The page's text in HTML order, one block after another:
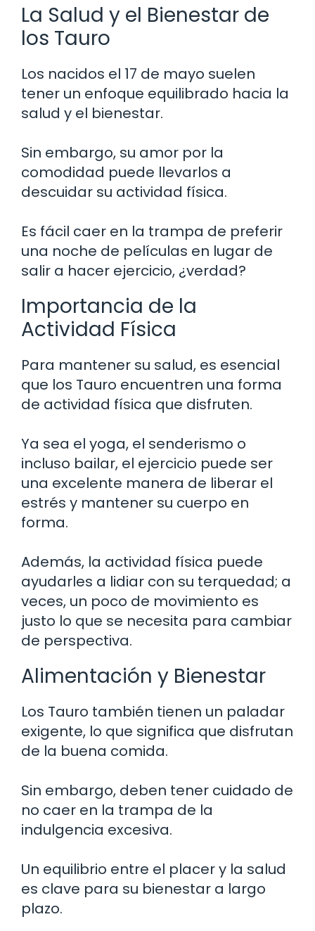
La Salud y el Bienestar de
los Tauro
Los nacidos el 17 de mayo suelen
tener un enfoque equilibrado hacia la
salud y el bienestar.
Sin embargo, su amor por la
comodidad puede llevarlos a
descuidar su actividad física.
Es fácil caer en la trampa de preferir
una noche de películas en lugar de
salir a hacer ejercicio, ¿verdad?
Importancia de la
Actividad Física
Para mantener su salud, es esencial
que los Tauro encuentren una forma
de actividad física que disfruten.
Ya sea el yoga, el senderismo o
incluso bailar, el ejercicio puede ser
una excelente manera de liberar el
estrés y mantener su cuerpo en
forma.
Además, la actividad física puede
ayudarles a lidiar con su terquedad; a
veces, un poco de movimiento es
justo lo que se necesita para cambiar
de perspectiva.
Alimentación y Bienestar
Los Tauro también tienen un paladar
exigente, lo que significa que disfrutan
de la buena comida.
Sin embargo, deben tener cuidado de
no caer en la trampa de la
indulgencia excesiva.
Un equilibrio entre el placer y la salud
es clave para su bienestar a largo
plazo.